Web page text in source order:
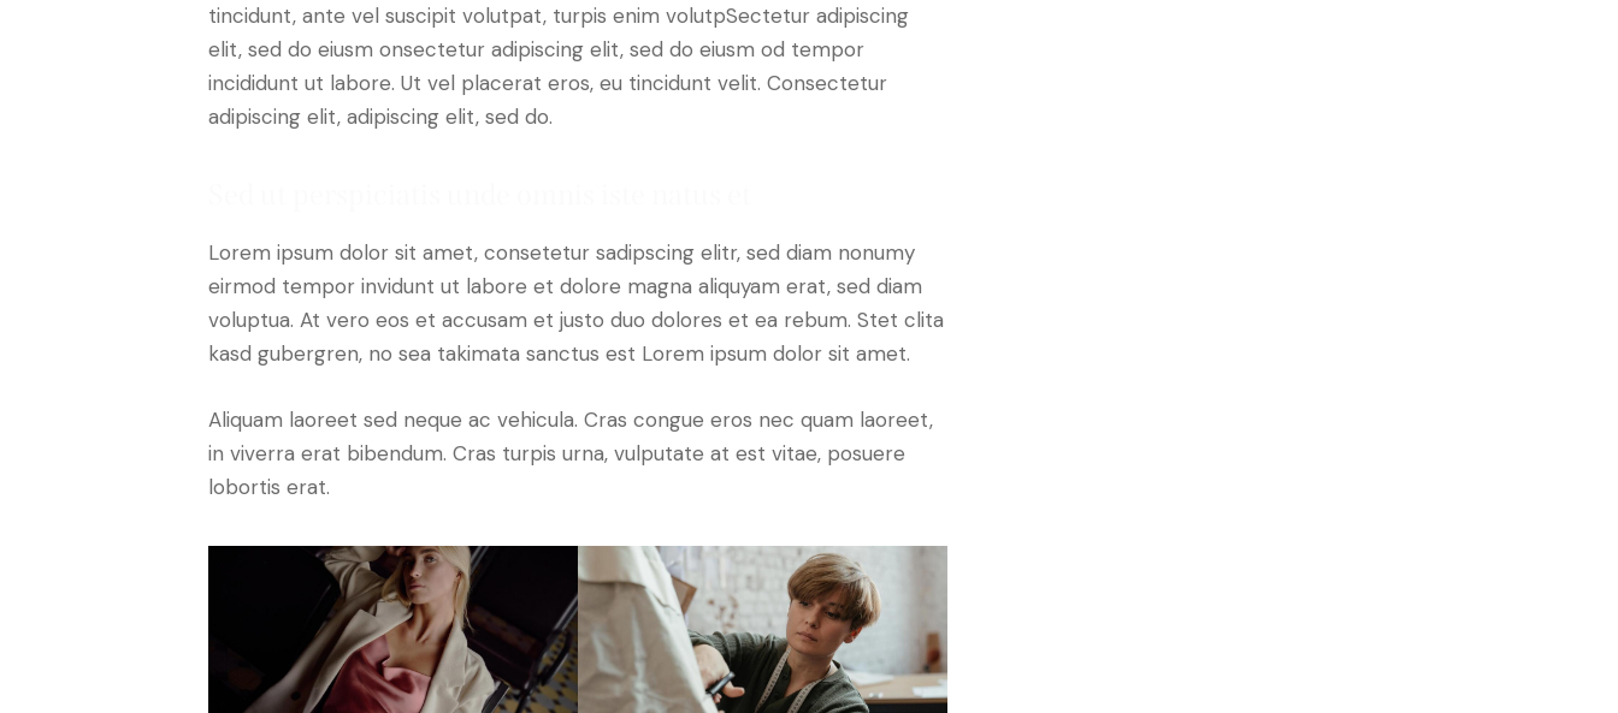
tincidunt, ante vel suscipit volutpat, turpis enim volutpSectetur adipiscing
elit, sed do eiusm onsectetur adipiscing elit, sed do eiusm od tempor
incididunt ut labore. Ut vel placerat eros, eu tincidunt velit. Consectetur
adipiscing elit, adipiscing elit, sed do.
Lorem ipsum dolor sit amet, consetetur sadipscing elitr, sed diam nonumy
eirmod tempor invidunt ut labore et dolore magna aliquyam erat, sed diam
voluptua. At vero eos et accusam et justo duo dolores et ea rebum. Stet clita
kasd gubergren, no sea takimata sanctus est Lorem ipsum dolor sit amet.
Aliquam laoreet sed neque ac vehicula. Cras congue eros nec quam laoreet,
in viverra erat bibendum. Cras turpis urna, vulputate at est vitae, posuere
lobortis erat.